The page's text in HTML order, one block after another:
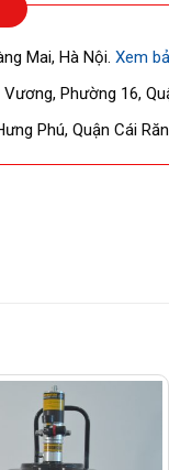
Mai, Hà Nội.Xem
Phường 16,
Phú, Quận Cái